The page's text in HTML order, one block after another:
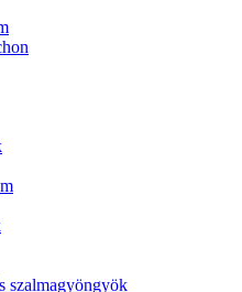
szalmagyöngyök